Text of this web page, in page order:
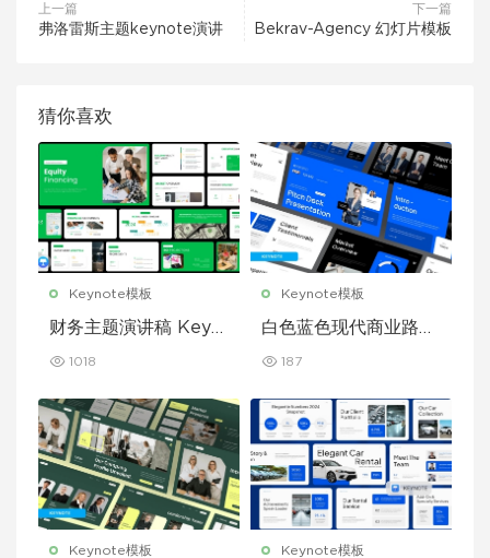
上一篇
弗洛雷斯主题keynote演讲
下一篇
Bekrav-Agency 幻灯片模板
猜你喜欢
Keynote模板
财务主题演讲稿 Keyn
1018
Keynote模板
白色蓝色现代商业路演
板
187
Keynote模板 Keynote模板